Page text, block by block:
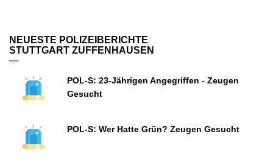
NEUESTE POLIZEIBERICHTE
STUTTGART ZUFFENHAUSEN
POL-S: 23-Jährigen Angegriffen - Zeugen
Gesucht
POL-S: Wer Hatte Grün? Zeugen Gesucht